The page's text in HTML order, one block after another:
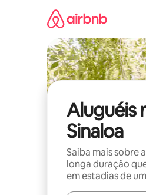
Aluguéis
Sinaloa
Saiba mais sobre
longa duração
em estadias de